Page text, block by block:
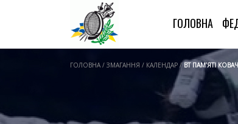
ГОЛОВНА
ГОЛОВНА / ЗМАГАННЯ / КАЛЕНДАР / ВТ ПАМ’ЯТІ КОВАЧ